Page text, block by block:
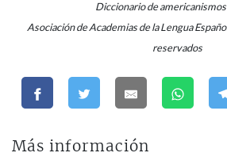
Diccionario de
Asociación de Academias de la Lengua
reservados
Más información